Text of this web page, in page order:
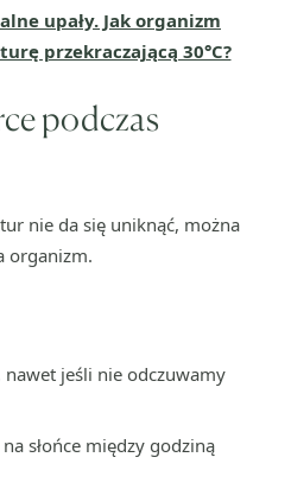
upały. Jak organizm
przekraczającą 30°C?
podczas
nie da się uniknąć, można
organizm.
jeśli nie odczuwamy
słońce między godziną